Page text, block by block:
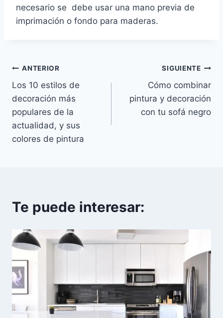
necesario se debe usar una mano previa de
imprimación o fondo para maderas.
Navegación
de
entradas
ANTERIOR
Los 10 estilos de
decoración más
populares de la
actualidad, y sus
colores de pintura
SIGUIENTE
Cómo combinar
pintura y decoración
con tu sofá negro
Te puede interesar: